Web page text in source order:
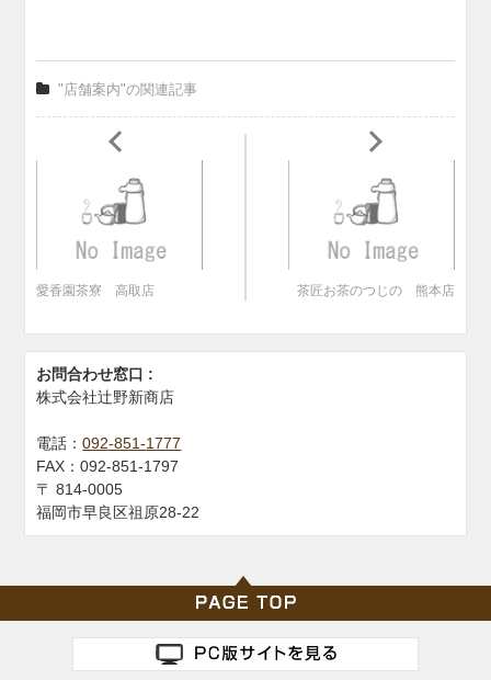
"店舗案内"の関連記事
愛香園茶寮 高取店 茶匠お茶のつじの 熊本店
お問合わせ窓口 :
株式会社辻野新商店
電話：092-851-1777
FAX：092-851-1797
〒814-0005
福岡市早良区祖原28-22